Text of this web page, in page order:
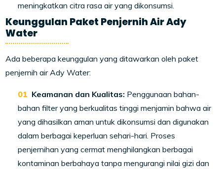
meningkatkan citra rasa air yang dikonsumsi.
Keunggulan Paket Penjernih Air Ady
Water
Ada beberapa keunggulan yang ditawarkan oleh paket
penjernih air Ady Water:
Keamanan dan Kualitas: Penggunaan bahan-
bahan filter yang berkualitas tinggi menjamin bahwa air
yang dihasilkan aman untuk dikonsumsi dan digunakan
dalam berbagai keperluan sehari-hari. Proses
penjernihan yang cermat menghilangkan berbagai
kontaminan berbahaya tanpa mengurangi nilai gizi dan